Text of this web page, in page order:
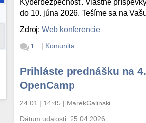
Kyberbezpečnosť. Vlastné
do 10. júna 2026. Tešíme sa na
Zdroj:Web konferencie
1 | Komunita
Prihláste prednášku na
OpenCamp
24.01 | 14:45 | MarekGalinski
Dátum udalosti: 25.04.2026